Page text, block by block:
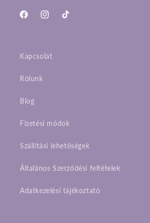
FacebookInstagramTikTok
Kapcsolat
Rólunk
Blog
Fizetési módok
Szállítási lehetőségek
Általános Szerződési feltételek
Adatkezelési tájékoztató